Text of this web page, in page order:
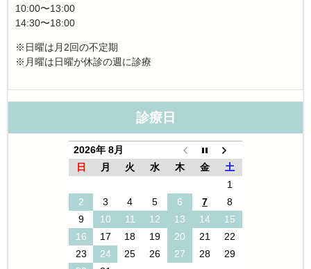
10:00〜13:00
14:30〜18:00
※日曜は月2回の不定期
※月曜は日曜が休診の週に診療
診療日
2026年 8月
日
月 火 水 木 金
土
1
2
3 4 5 6 7
8
9
10 11 12 13 14
15
16
17 18 19 20 21
22
23
24 25 26 27 28
29